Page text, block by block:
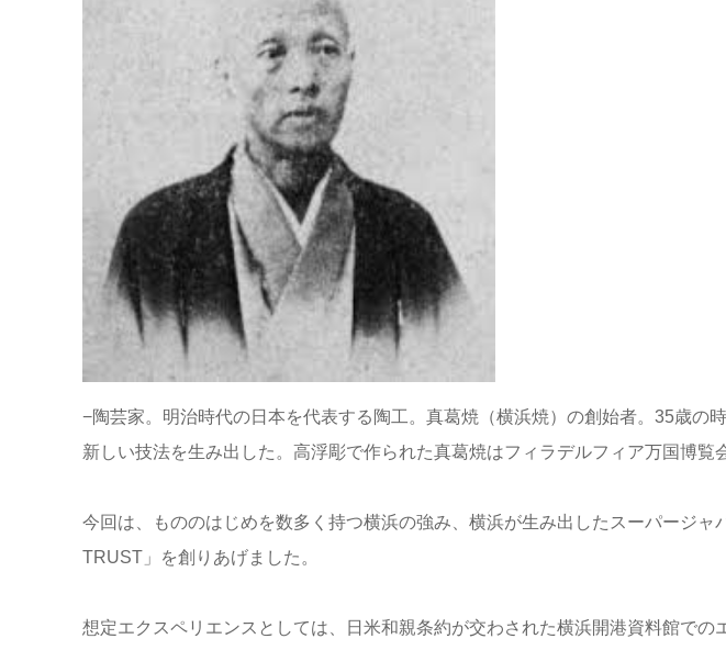
−陶芸家。明治時代の日本を代表する陶工。真葛焼（横浜焼）の創始者。35歳
新しい技法を生み出した。高浮彫で作られた真葛焼はフィラデルフィア万国博
今回は、もののはじめを数多く持つ横浜の強み、横浜が生み出したスーパージ
TRUST」を創りあげました。
想定エクスペリエンスとしては、日米和親条約が交わされた横浜開港資料館で